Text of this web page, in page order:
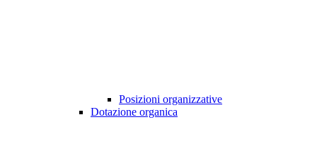
Posizioni organizzative
Dotazione organica